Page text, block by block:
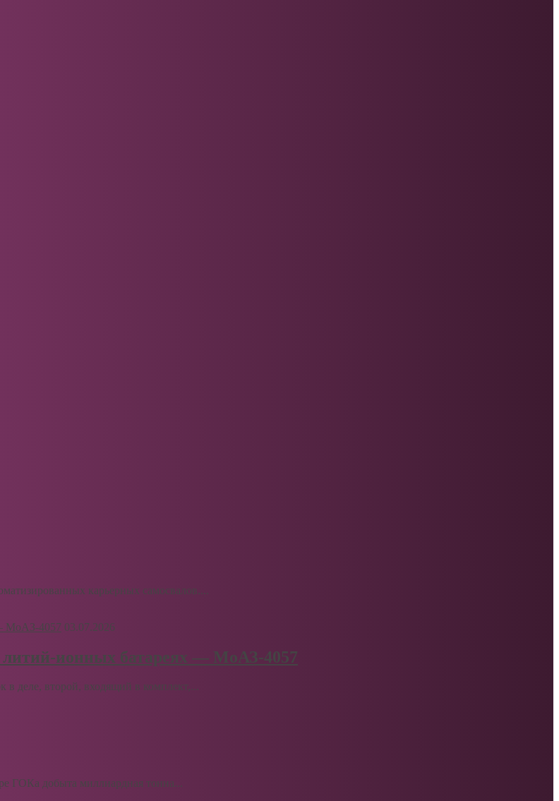
карьерных самосвалов....
03.07.2026
ионных батареях — МоАЗ-4057
деле, второй, входящий в комплект,...
ГОКа добыта миллиардная тонна...